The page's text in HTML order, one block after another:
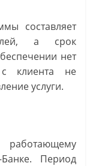
составляет
а срок
нет
клиента не
услуги.
работающему
Период